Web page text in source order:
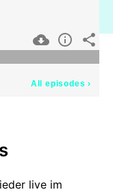
All episodes ›
live im